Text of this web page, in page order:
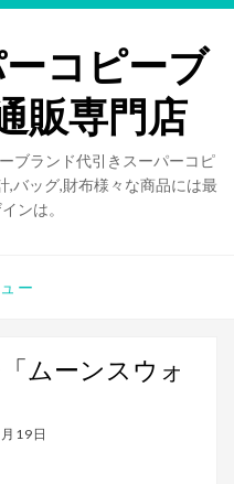
コピーブ
販専門店
ブランド代引きスーパーコピ
,バッグ,財布様々な商品には最
ンは。
ー
ムーンスウォ
19日